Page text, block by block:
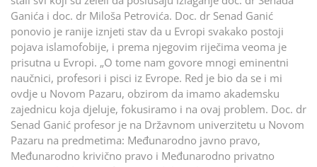
Ganića i doc. dr Miloša Petrovića. Doc. dr Senad Ganić
ponovio je ranije iznjeti stav da u Evropi svakako postoji
pojava islamofobije, i prema njegovim riječima veoma je
prisutna u Evropi. „O tome nam govore mnogi eminentni
naučnici, profesori i pisci iz Evrope. Red je bio da se i mi
ovdje u Novom Pazaru, obzirom da imamo akademsku
zajednicu koja djeluje, fokusiramo i na ovaj problem. Doc. dr
Senad Ganić profesor je na Državnom univerzitetu u Novom
Pazaru na predmetima: Međunarodno javno pravo,
Međunarodno krivično pravo i Međunarodno privatno